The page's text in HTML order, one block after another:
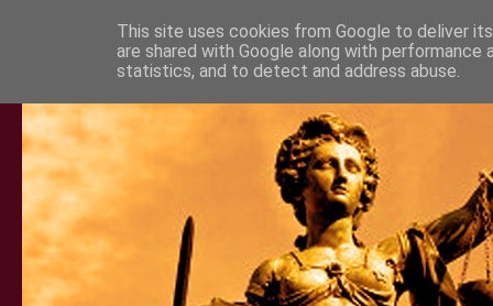
This site uses cookies from Google to deliver
are shared with Google along with
statistics, and to detect and address abuse.